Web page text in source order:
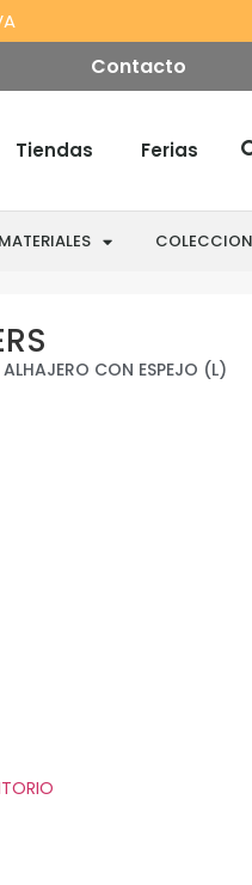
Contacto
Tiendas Ferias
MATERIALES
CON ESPEJO (L)